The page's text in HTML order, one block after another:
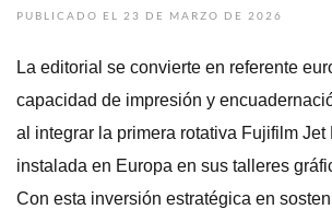
PUBLICADO EL 23 DE MARZO DE 2026
La editorial se convierte en referente
capacidad de impresión y
al integrar la primera rotativa Fujifilm Jet
instalada en Europa en sus talleres
Con esta inversión estratégica en